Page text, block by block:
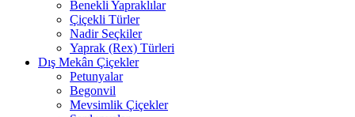
Benekli Yapraklılar
Çiçekli Türler
Nadir Seçkiler
Yaprak (Rex) Türleri
Dış Mekân Çiçekler
Petunyalar
Begonvil
Mevsimlik Çiçekler